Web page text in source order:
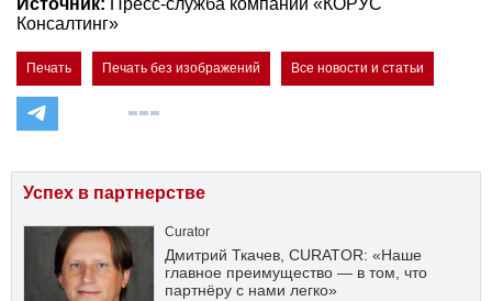
Источник: Пресс-служба компании «КОРУС
Консалтинг»
Печать Печать без изображений Все новости и статьи
Успех в партнерстве
Curator
Дмитрий Ткачев, CURATOR: «Наше
главное преимущество — в том, что
партнёру с нами легко»